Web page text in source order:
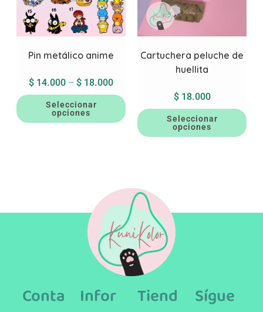
Pin metálico anime
$ 14.000 – $ 18.000
Seleccionar
opciones
Cartuchera peluche de
huellita
$18.000
Seleccionar
opciones
Conta
Infor
Tiend
Sígue